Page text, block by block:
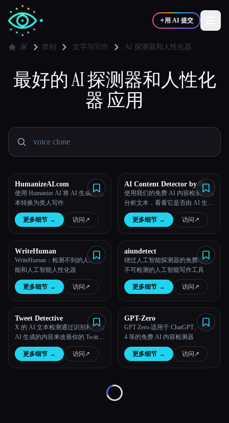
✦用 AI 提交
✍️ 写作者 🎨设计师
📈营销
🎓 学生
博客
比较工具
所有分类
关于
家 类别 文字与写作 AI 探测器和人性化器
最好的AI 探测器和人性化
器应用
HumanizeAI.com
使用 Humanize AI 将 AI 生成的文
本转换为类人写作
更多细节 → 访问 ↗︎
AI Content Detector by Leap
AI
使用我们的免费 AI 内容检测器来
分析文本，看看它是否由 AI 生
成。AI Checker 工具，永久免
费。更多细节 → 访问 ↗︎
WriteHuman
WriteHuman：检测不到的人工智
能和人工智能人性化器
更多细节 → 访问 ↗︎
aiundetect
绕过人工智能探测器的免费增值
不可检测的人工智能写作工具
更多细节 → 访问 ↗︎
Tweet Detective
X 的 AI 文本检测通过识别和分析
AI 生成的内容来改善你的 Twitter
体验。
更多细节 → 访问 ↗︎
GPT-Zero
GPT Zero-适用于 ChatGPT、GPT-
4 等的免费 AI 内容检测器
更多细节 → 访问 ↗︎
Loading...